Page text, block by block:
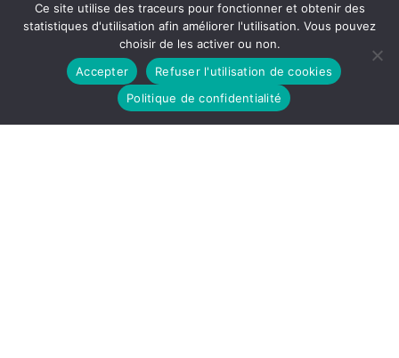
CONCERT SOUS HYPNOSE – AU-DELÀ – GEOFFREY
DRÔLEMENT BIEN – TOM BALDETTI
Ce site utilise des traceurs pour fonctionner et obtenir des
statistiques d'utilisation afin améliorer l'utilisation. Vous pouvez
choisir de les activer ou non.
Accepter
Refuser l'utilisation de cookies
Politique de confidentialité